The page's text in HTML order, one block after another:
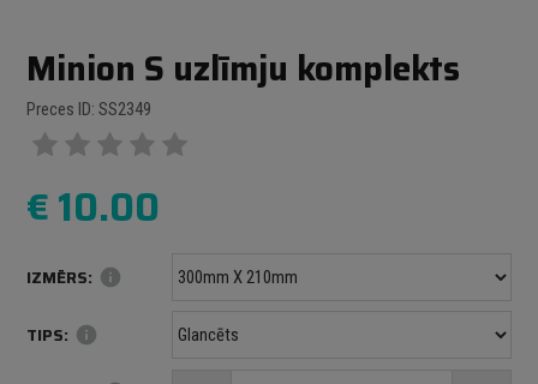
Minion S uzlīmju komplekts
Preces ID: SS2349
€10.00
IZMĒRS: info
TIPS: info